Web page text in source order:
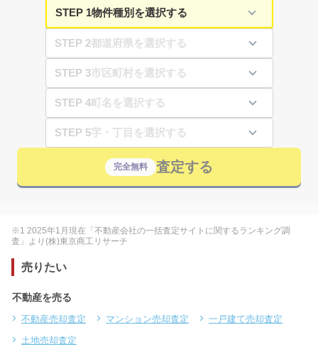
STEP 1
STEP 2
STEP 3
STEP 4
STEP 5
完全無料 査定する
※1 2025年1月現在「不動産会社の一括査定サイトに関するランキング調
査」より(株)東京商工リサーチ
売りたい
不動産を売る
不動産売却査定 マンション売却査定
一戸建て売却査定
土地売却査定